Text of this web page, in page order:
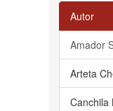
Autor
Amador
Arteta
Canchila